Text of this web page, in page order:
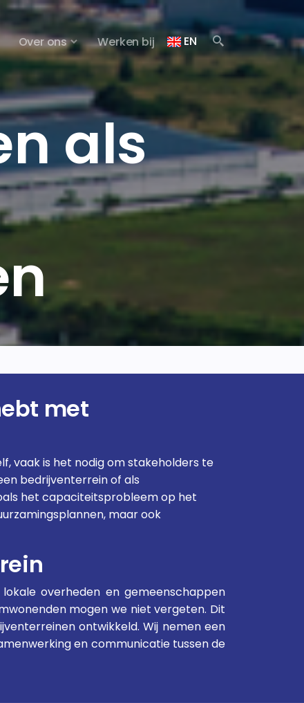
EN
Over ons Werken bij
als
met
vaak is het nodig om stakeholders te
bedrijventerrein of als
het capaciteitsprobleem op het
maar ook
overheden en gemeenschappen
mogen we niet vergeten. Dit
ontwikkeld. Wij nemen een
en communicatie tussen de